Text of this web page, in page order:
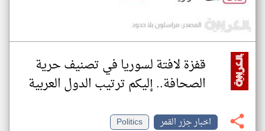
قفزة لافتة لسوريا في تصنيف حرية
الصحافة.. إليكم ترتيب الدول العربية
اخبار جزر القمر
Politics